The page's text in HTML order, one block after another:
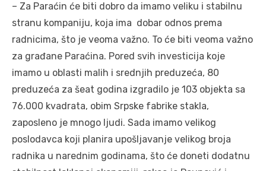
– Za Paraćin će biti dobro da imamo veliku i stabilnu
stranu kompaniju, koja ima dobar odnos prema
radnicima, što je veoma važno. To će biti veoma važno
za građane Paraćina. Pored svih investicija koje
imamo u oblasti malih i srednjih preduzeća, 80
preduzeća za šeat godina izgradilo je 103 objekta sa
76.000 kvadrata, obim Srpske fabrike stakla,
zaposleno je mnogo ljudi. Sada imamo velikog
poslodavca koji planira upošljavanje velikog broja
radnika u narednim godinama, što će doneti dodatnu